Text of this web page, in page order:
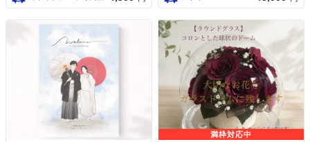
満枠対応中